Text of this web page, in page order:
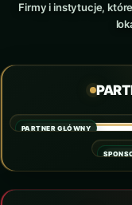
Firmy i instytucje,
PARTNER GŁÓWNY